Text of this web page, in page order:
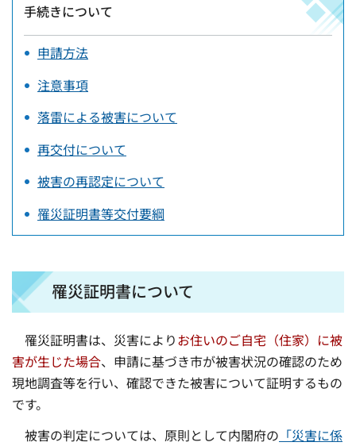
手続きについて
申請方法
注意事項
落雷による被害について
再交付について
被害の再認定について
罹災証明書等交付要綱
罹災証明書について
罹災証明書は、災害によりお住いのご自宅（住家）に被
害が生じた場合、申請に基づき市が被害状況の確認のため
現地調査等を行い、確認できた被害について証明するもの
です。
被害の判定については、原則として内閣府の 「災害に係